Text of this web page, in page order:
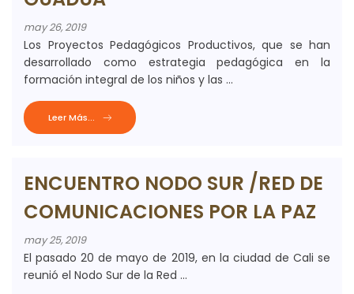
may 26, 2019
Los Proyectos Pedagógicos Productivos, que se han
desarrollado como estrategia pedagógica en la
formación integral de los niños y las ...
Leer Más...
ENCUENTRO NODO SUR /RED DE
COMUNICACIONES POR LA PAZ
may 25, 2019
El pasado 20 de mayo de 2019, en la ciudad de Cali se
reunió el Nodo Sur de la Red ...